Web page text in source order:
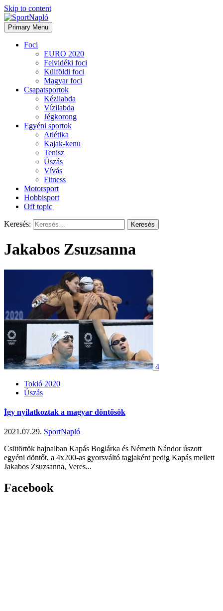
Skip to content
Primary Menu
Foci
EURO 2020
Felvidéki foci
Külföldi foci
Magyar foci
Csapatsportok
Kézilabda
Vízilabda
Jégkorong
Egyéni sportok
Atlétika
Kajak-kenu
Tenisz
Úszás
Vívás
Fitness
Motorsport
Hobbisport
Off topic
Keresés:
Jakabos Zsuzsanna
4
Tokió 2020
Úszás
Így nyilatkoztak a magyar döntősök
2021.07.29. SportNapló
Csütörtök hajnalban Kapás Boglárka és Németh Nándor úszott
egyéni döntőt, a 4x200-as gyorsváltó tagjaként pedig Kapás mellett
Jakabos Zsuzsanna, Veres...
Facebook